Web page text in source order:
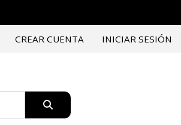
CREAR CUENTA INICIAR SESIÓN